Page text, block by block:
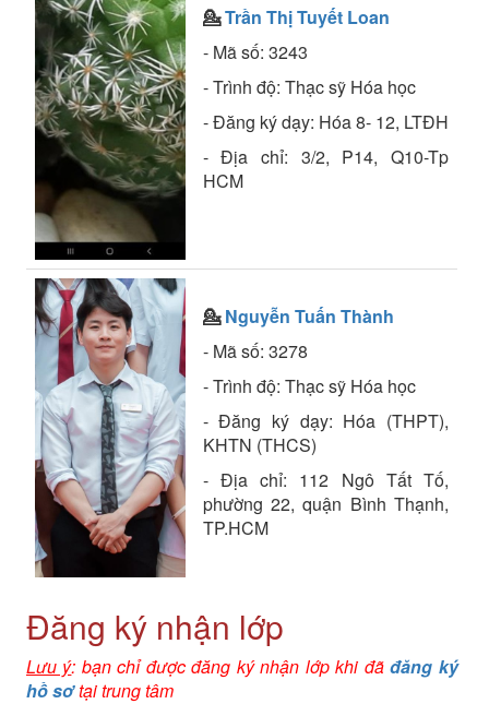
💁Trần Thị Tuyết Loan
- Mã số: 3243
- Trình độ: Thạc sỹ Hóa học
- Đăng ký dạy: Hóa 8- 12, LTĐH
- Địa chỉ: 3/2, P14, Q10-Tp
HCM
💁Nguyễn Tuấn Thành
- Mã số: 3278
- Trình độ: Thạc sỹ Hóa học
- Đăng ký dạy: Hóa (THPT),
KHTN (THCS)
- Địa chỉ: 112 Ngô Tất Tố,
phường 22, quận Bình Thạnh,
TP.HCM
Đăng ký nhận lớp
Lưu ý: bạn chỉ được đăng ký nhận lớp khi đãđăng ký
hồ sơtại trung tâm